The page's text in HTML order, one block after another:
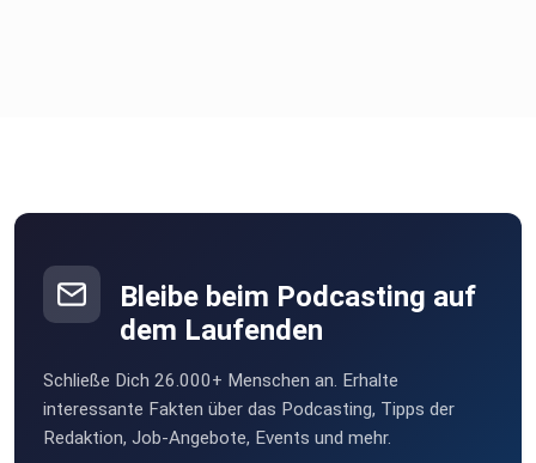
Bleibe beim Podcasting auf
dem Laufenden
Schließe Dich 26.000+ Menschen an. Erhalte
interessante Fakten über das Podcasting, Tipps der
Redaktion, Job-Angebote, Events und mehr.